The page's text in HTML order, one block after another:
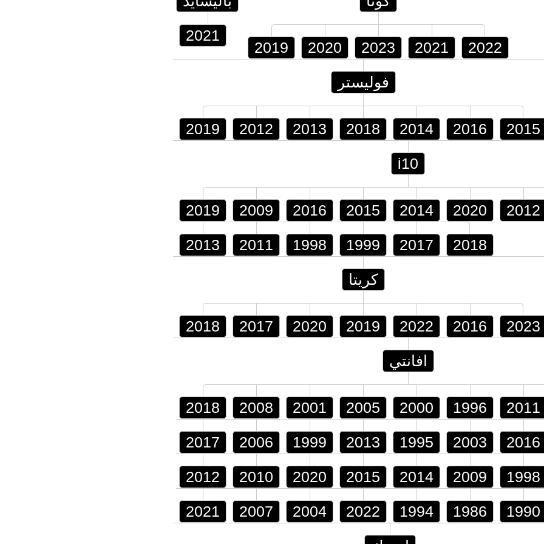
2021
2019 2020 2023 2021 2022
فوليستر
2019 2012 2013 2018 2014 2016 2015
i10
2019 2009 2016 2015 2014 2020 2012
2013 2011 1998 1999 2017 2018
كريتا
2018 2017 2020 2019 2022 2016 2023
افانتي
2018 2008 2001 2005 2000 1996 2011
2017 2006 1999 2013 1995 2003 2016
2012 2010 2020 2015 2014 2009 1998
2021 2007 2004 2022 1994 1986 1990